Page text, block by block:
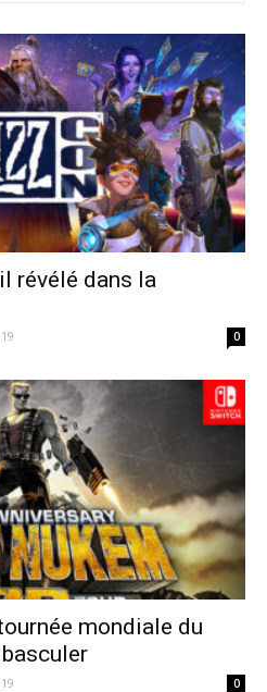
révélé dans la
0
mondiale du
0